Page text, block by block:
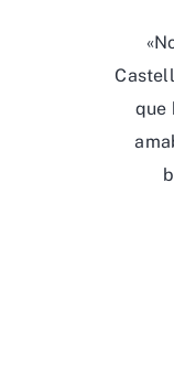
que